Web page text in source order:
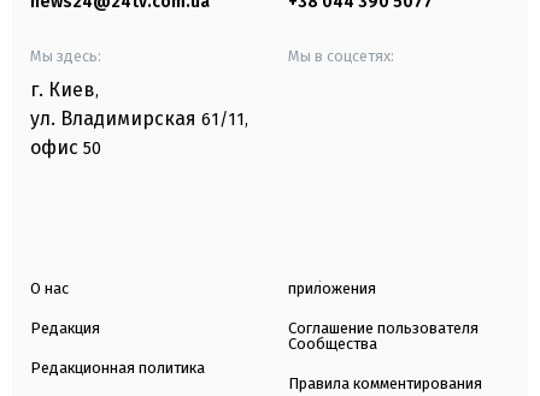
Мы здесь:
г. Киев,
ул. Владимирская 61/11,
офис 50
Мы в соцсетях:
О нас
Редакция
Редакционная политика
приложения
Соглашение пользователя
Сообщества
Правила комментирования